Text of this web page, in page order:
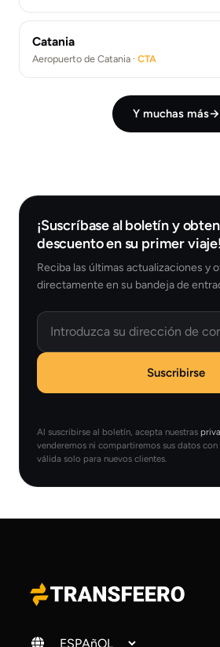
Catania
Aeropuerto de Catania · CTA
Y muchas más→
¡Suscríbase al boletín y
descuento en su primer viaje!
Reciba las últimas actualizaciones y
directamente en su bandeja de
Email
Suscribirse
Al suscribirse al boletín, acepta nuestras
venderemos ni compartiremos sus datos
válida solo para nuevos clientes.
Cambiar idioma